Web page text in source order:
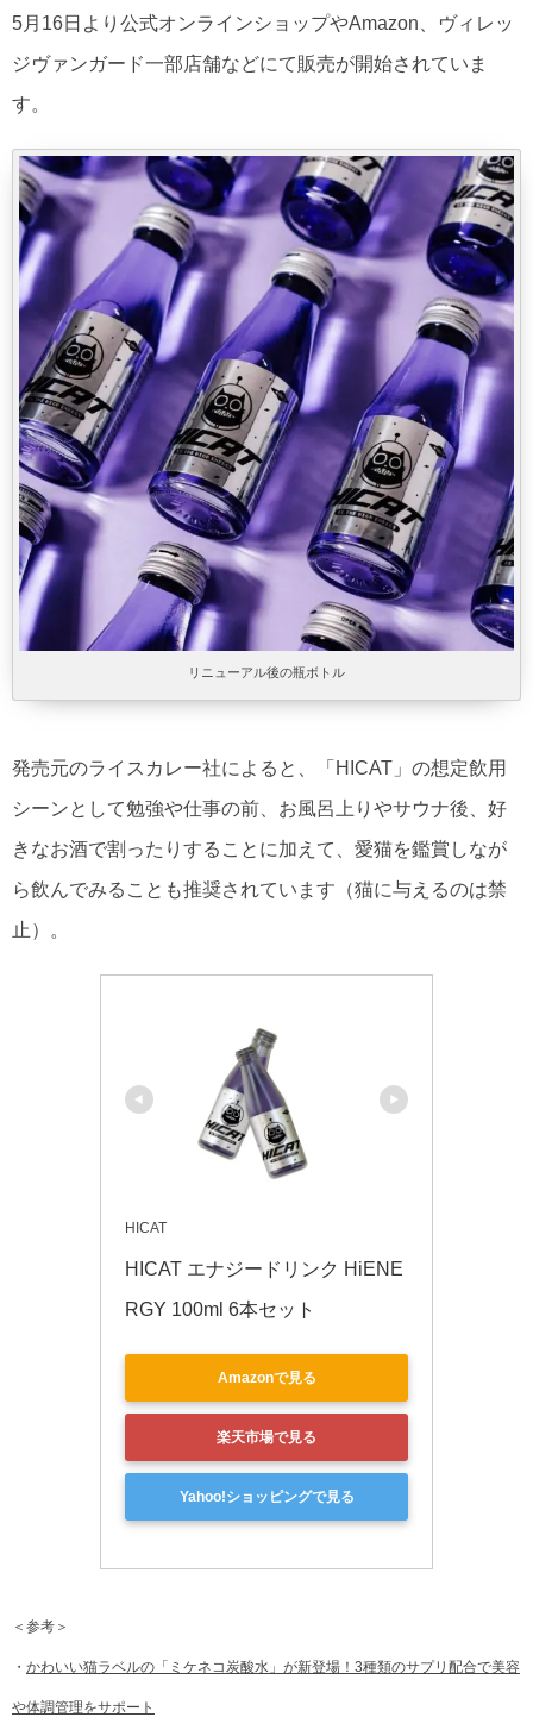
5月16日より公式オンラインショップやAmazon、ヴィレッ
ジヴァンガード一部店舗などにて販売が開始されていま
す。
リニューアル後の瓶ボトル
発売元のライスカレー社によると、「HICAT」の想定飲用
シーンとして勉強や仕事の前、お風呂上りやサウナ後、好
きなお酒で割ったりすることに加えて、愛猫を鑑賞しなが
ら飲んでみることも推奨されています（猫に与えるのは禁
止）。
HICAT
HICAT エナジードリンク HiENE
RGY 100ml 6本セット
Amazonで見る
楽天市場で見る
Yahoo!ショッピングで見る
＜参考＞
・ かわいい猫ラベルの「ミケネコ炭酸水」が新登場！3種類のサプリ配合で美容
や体調管理をサポート